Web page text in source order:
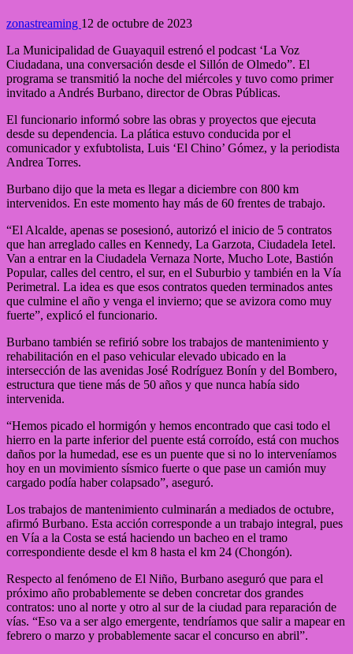
zonastreaming 12 de octubre de 2023
La Municipalidad de Guayaquil estrenó el podcast ‘La Voz
Ciudadana, una conversación desde el Sillón de Olmedo”. El
programa se transmitió la noche del miércoles y tuvo como primer
invitado a Andrés Burbano, director de Obras Públicas.
El funcionario informó sobre las obras y proyectos que ejecuta
desde su dependencia. La plática estuvo conducida por el
comunicador y exfubtolista, Luis ‘El Chino’ Gómez, y la periodista
Andrea Torres.
Burbano dijo que la meta es llegar a diciembre con 800 km
intervenidos. En este momento hay más de 60 frentes de trabajo.
“El Alcalde, apenas se posesionó, autorizó el inicio de 5 contratos
que han arreglado calles en Kennedy, La Garzota, Ciudadela Ietel.
Van a entrar en la Ciudadela Vernaza Norte, Mucho Lote, Bastión
Popular, calles del centro, el sur, en el Suburbio y también en la Vía
Perimetral. La idea es que esos contratos queden terminados antes
que culmine el año y venga el invierno; que se avizora como muy
fuerte”, explicó el funcionario.
Burbano también se refirió sobre los trabajos de mantenimiento y
rehabilitación en el paso vehicular elevado ubicado en la
intersección de las avenidas José Rodríguez Bonín y del Bombero,
estructura que tiene más de 50 años y que nunca había sido
intervenida.
“Hemos picado el hormigón y hemos encontrado que casi todo el
hierro en la parte inferior del puente está corroído, está con muchos
daños por la humedad, ese es un puente que si no lo interveníamos
hoy en un movimiento sísmico fuerte o que pase un camión muy
cargado podía haber colapsado”, aseguró.
Los trabajos de mantenimiento culminarán a mediados de octubre,
afirmó Burbano. Esta acción corresponde a un trabajo integral, pues
en Vía a la Costa se está haciendo un bacheo en el tramo
correspondiente desde el km 8 hasta el km 24 (Chongón).
Respecto al fenómeno de El Niño, Burbano aseguró que para el
próximo año probablemente se deben concretar dos grandes
contratos: uno al norte y otro al sur de la ciudad para reparación de
vías. “Eso va a ser algo emergente, tendríamos que salir a mapear en
febrero o marzo y probablemente sacar el concurso en abril”.